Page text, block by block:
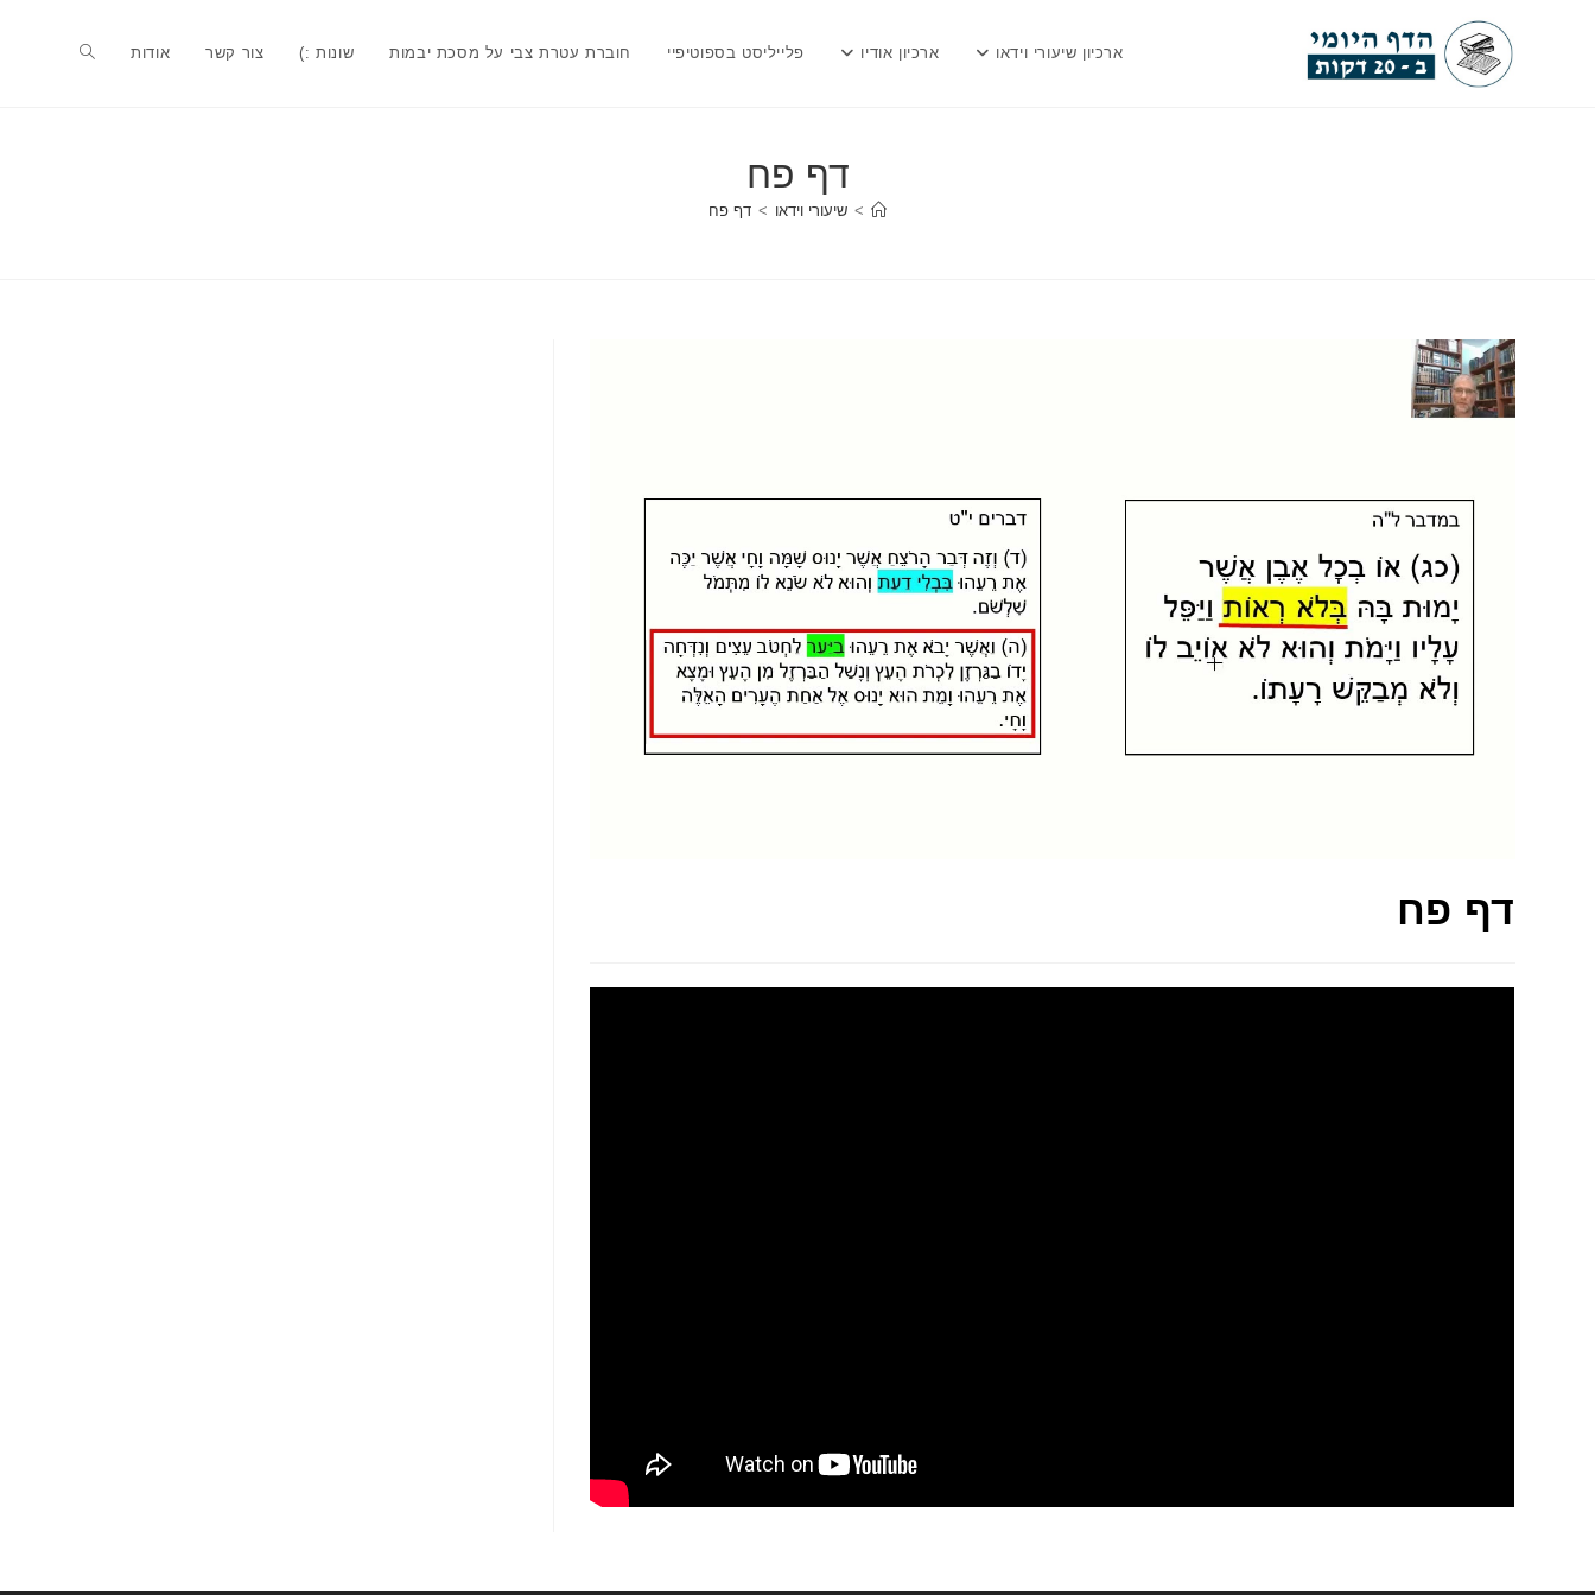
ארכיון שיעורי וידאו ארכיון אודיו פלייליסט בספוטיפיי חוברת עטרת צבי על מסכת יבמות שונות :) צור קשר אודות Toggle
דף פח
> שיעורי וידאו > דף פח
דף פח